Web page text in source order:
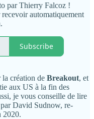
par Thierry Falcoz !
automatiquement
Subscribe
création de Breakout, et
aux US à la fin des
je vous conseille de lire
par David Sudnow, re-
2020.